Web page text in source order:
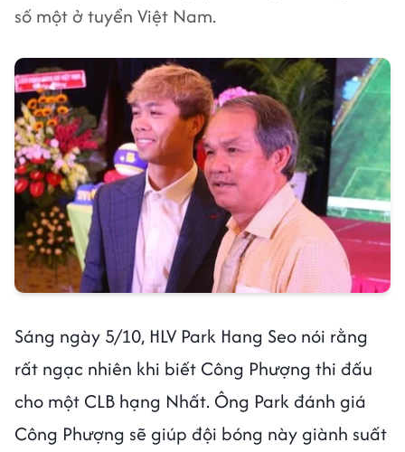
số một ở tuyển Việt Nam.
Sáng ngày 5/10, HLV Park Hang Seo nói rằng
rất ngạc nhiên khi biết Công Phượng thi đấu
cho một CLB hạng Nhất. Ông Park đánh giá
Công Phượng sẽ giúp đội bóng này giành suất